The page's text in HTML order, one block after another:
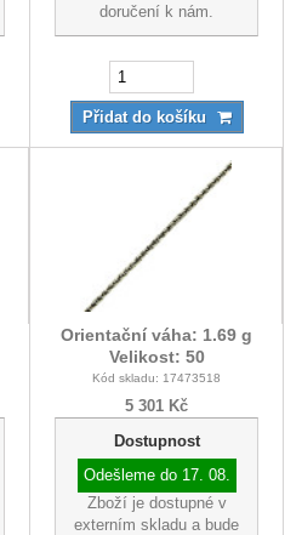
doručení k nám.
Přidat do košíku
Orientační váha: 1.69 g
Velikost: 50
Kód skladu: 17473518
5 301 Kč
Dostupnost
Odešleme do 17. 08.
Zboží je dostupné v
externím skladu a bude